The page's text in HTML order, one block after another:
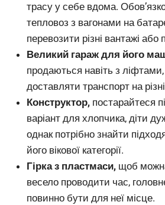
трасу у себе вдома.
тепловоз з вагонами на
перевозити різні вантажі або
Великий гараж для його
продаються навіть з
доставляти транспорт на
Конструктор, постарайтеся
варіант для хлопчика, діти
однак потрібно знайти
його вікової категорії.
Гірка з пластмаси, щоб
весело проводити час,
повинно бути для неї місце.